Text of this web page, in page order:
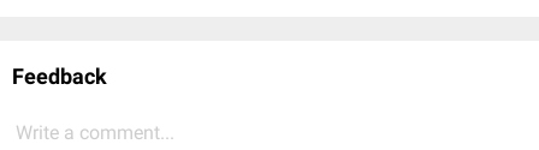
Feedback
Write a comment...